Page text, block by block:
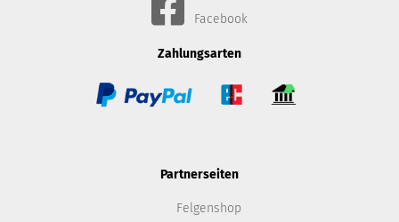
Facebook
Zahlungsarten
Partnerseiten
Felgenshop